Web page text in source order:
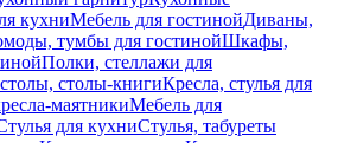
кухниМебель для гостинойДиваны,
тумбы для гостинойШкафы,
Полки, стеллажи для
столы-книгиКресла, стулья для
маятникиМебель для
для кухниСтулья, табуреты